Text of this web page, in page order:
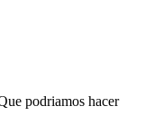
podriamos hacer